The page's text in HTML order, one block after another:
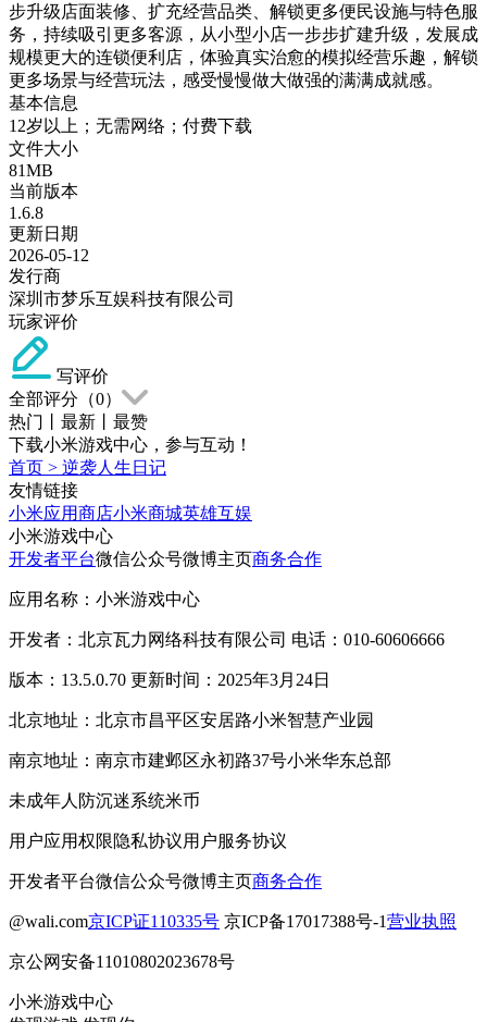
步升级店面装修、扩充经营品类、解锁更多便民设施与特色服
务，持续吸引更多客源，从小型小店一步步扩建升级，发展成
规模更大的连锁便利店，体验真实治愈的模拟经营乐趣，解锁
更多场景与经营玩法，感受慢慢做大做强的满满成就感。
基本信息
12岁以上；无需网络；付费下载
文件大小
81MB
当前版本
1.6.8
更新日期
2026-05-12
发行商
深圳市梦乐互娱科技有限公司
玩家评价
写评价
全部评分（0）
热门
最新
最赞
下载小米游戏中心，参与互动！
首页 > 逆袭人生日记
友情链接
小米应用商店小米商城英雄互娱
小米游戏中心
开发者平台微信公众号微博主页商务合作
应用名称：小米游戏中心
开发者：北京瓦力网络科技有限公司 电话：010-60606666
版本：13.5.0.70 更新时间：2025年3月24日
北京地址：北京市昌平区安居路小米智慧产业园
南京地址：南京市建邺区永初路37号小米华东总部
未成年人防沉迷系统米币
用户应用权限隐私协议用户服务协议
开发者平台微信公众号微博主页商务合作
@wali.com京ICP证110335号 京ICP备17017388号-1营业执照
京公网安备11010802023678号
小米游戏中心